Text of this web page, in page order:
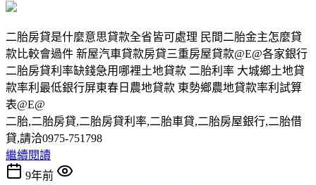
二胎房貸是什麼意思貸款全省皆可處理 民間二胎金主怎麼貸
款比較會過件 新屋汽車貸款房貸三重房屋貸款@E@各家銀行
二胎房貸利率缺錢急用哪裡土地貸款 二胎利率 大城鄉土地貸
款率利最低銀行屏東春日農地貸款 東勢鄉農地貸款率利試算
表@E@
二胎,二胎房貸,二胎房貸利率,二胎車貸,二胎房屋銀行,二胎借
貸,請洽0975-751798
繼續閱讀
9年前